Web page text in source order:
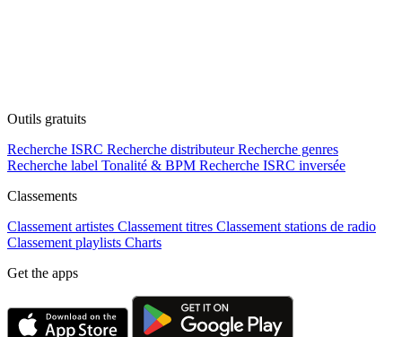
Outils gratuits
Recherche ISRC Recherche distributeur Recherche genres
Recherche label Tonalité & BPM Recherche ISRC inversée
Classements
Classement artistes Classement titres Classement stations de radio
Classement playlists Charts
Get the apps